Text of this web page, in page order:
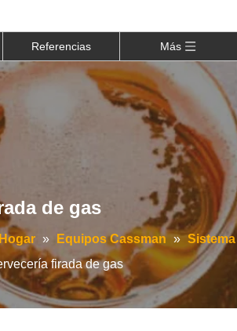
Referencias Más
de gas
» Equipos Cassman » Sistema
firada de gas